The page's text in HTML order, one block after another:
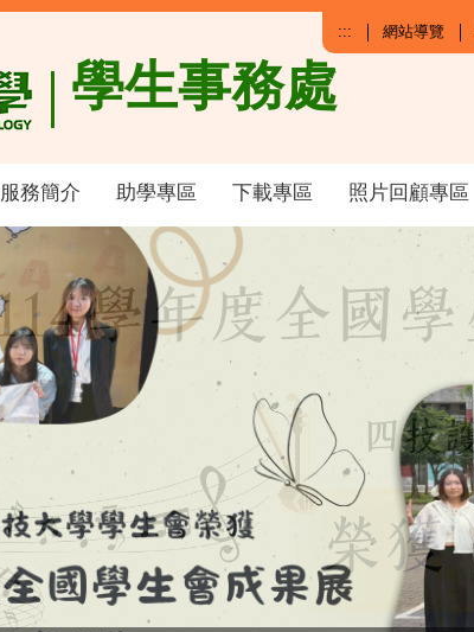
學生事務處
::: 網站導覽
服務簡介 助學專區 下載專區 照片回顧專區